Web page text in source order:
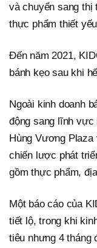
và chuyển sang thị
thực phẩm thiết
Đến năm 2021,
bánh kẹo sau khi
Ngoài kinh doanh
động sang lĩnh vực
Hùng Vương Plaza
chiến lược phát
gồm thực phẩm,
Một báo cáo của
tiết lộ, trong khi
tiêu nhưng 4 tháng